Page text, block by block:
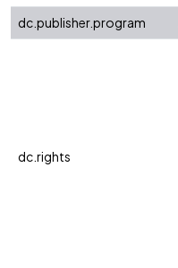
dc.publisher.program
dc.rights